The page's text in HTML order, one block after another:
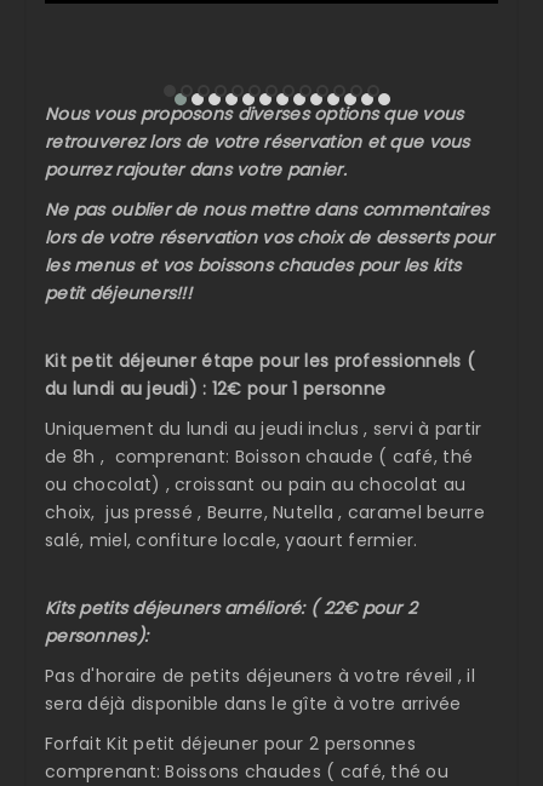
Nous vous proposons diverses options que vous
retrouverez lors de votre réservation et que vous
pourrez rajouter dans votre panier.
Ne pas oublier de nous mettre dans commentaires
lors de votre réservation vos choix de desserts pour
les menus et vos boissons chaudes pour les kits
petit déjeuners!!!
Kit petit déjeuner étape pour les professionnels (
du lundi au jeudi) : 12€ pour 1 personne
Uniquement du lundi au jeudi inclus , servi à partir
de 8h , comprenant: Boisson chaude ( café, thé
ou chocolat) , croissant ou pain au chocolat au
choix, jus pressé , Beurre, Nutella , caramel beurre
salé, miel, confiture locale, yaourt fermier.
Kits petits déjeuners amélioré: ( 22€ pour 2
personnes):
Pas d'horaire de petits déjeuners à votre réveil , il
sera déjà disponible dans le gîte à votre arrivée
Forfait Kit petit déjeuner pour 2 personnes
comprenant: Boissons chaudes ( café, thé ou